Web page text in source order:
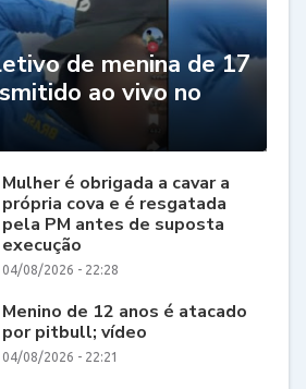
de menina de 17
ao vivo no
Mulher é obrigada a cavar a
própria cova e é resgatada
pela PM antes de suposta
execução
04/08/2026 - 22:28
Menino de 12 anos é atacado
por pitbull; vídeo
04/08/2026 - 22:21